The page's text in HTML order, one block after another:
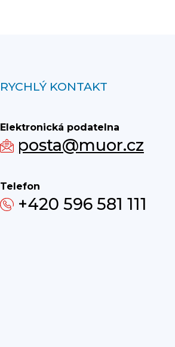
RYCHLÝ KONTAKT
Elektronická podatelna
posta@muor.cz
Telefon
+420 596 581 111